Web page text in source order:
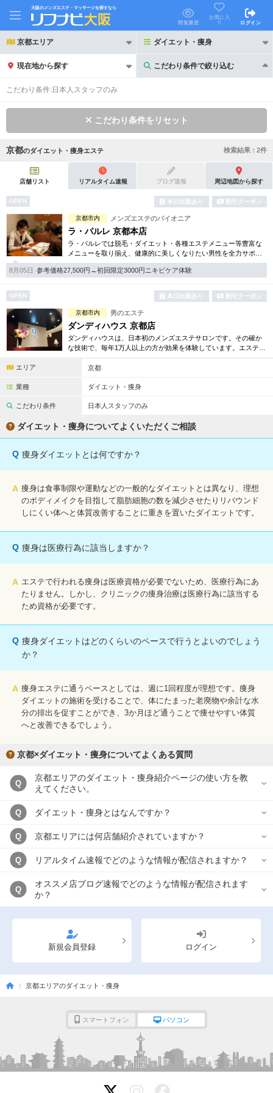
大阪のメンズエステ・マッサージを探すなら
閲覧履歴
お気に入
り
ログイン
京都エリア ダイエット・痩身
現在地から探す こだわり条件で絞り込む
こだわり条件で絞り込む
初回割引あり リピーター割引あり
団体割引 ポイントカード有
キャッシュレス決済OK
2名様歓迎 団体様歓迎
完全個室 半個室あり
ペアルームあり シャワー室完備
フットバスあり 岩盤浴あり
専用駐車場あり 有資格者在籍
日本人スタッフのみ
こだわり条件を変更
閉じる
こだわり条件: 日本人スタッフのみ
こだわり条件をリセット
京都のダイエット・痩身エステ 検索結果 : 2件
店舗リスト リアルタイム速報 ブログ速報 周辺地図から探す
OPEN 本日出勤あり 割引クーポン
京都市内 メンズエステのパイオニア
ラ・パルレ 京都本店
ラ・パルレでは脱毛・ダイエット・各種エステメニュー等豊富な
メニューを取り揃え、健康的に美しくなりたい男性を全力サポー
ト！効果を気軽にお試し頂けるコースも幅広く取り揃えいます。
好立地な四条駅近です。
8月05日 参考価格27,500円→初回限定3000円ニキビケア体験
OPEN 本日出勤あり 割引クーポン
京都市内 男のエステ
ダンディハウス 京都店
ダンディハウスは、日本初のメンズエステサロンです。その確か
な技術で、毎年1万人以上の方が効果を体験しています。エステは
ースも取り揃えています。
エリア 京都
業種 ダイエット・痩身
こだわり条件 日本人スタッフのみ
ダイエット・痩身についてよくいただくご相談
Q 痩身ダイエットとは何ですか？
A 痩身は食事制限や運動などの一般的なダイエットとは異なり、理想
のボディメイクを目指して脂肪細胞の数を減少させたりリバウンド
しにくい体へと体質改善することに重きを置いたダイエットです。
Q 痩身は医療行為に該当しますか？
A エステで行われる痩身は医療資格が必要でないため、医療行為にあ
たりません。しかし、クリニックの痩身治療は医療行為に該当する
ため資格が必要です。
Q 痩身ダイエットはどのくらいのペースで行うとよいのでしょう
か？
A 痩身エステに通うペースとしては、週に1回程度が理想です。痩身
ダイエットの施術を受けることで、体にたまった老廃物や余計な水
分の排出を促すことができ、3か月ほど通うことで痩せやすい体質
へと改善できるでしょう。
京都×ダイエット・痩身についてよくある質問
Q
京都エリアのダイエット・痩身紹介ページの使い方を教
えてください。
Q ダイエット・痩身とはなんですか？
Q 京都エリアには何店舗紹介されていますか？
Q リアルタイム速報でどのような情報が配信されますか？
Q
オススメ店ブログ速報でどのような情報が配信されます
か？
新規会員登録 ログイン
京都エリアのダイエット・痩身
スマートフォン パソコン